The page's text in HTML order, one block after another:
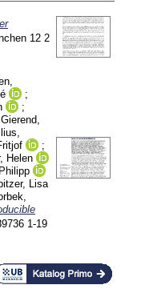
12 2
;
;
Gierend,
;
Helen
Lisa
1-19